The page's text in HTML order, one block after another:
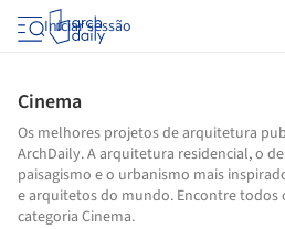
Iniciar sessão
Cinema
Os melhores projetos de arquitetura
ArchDaily. A arquitetura residencial, o
paisagismo e o urbanismo mais
e arquitetos do mundo. Encontre todos
categoria Cinema.